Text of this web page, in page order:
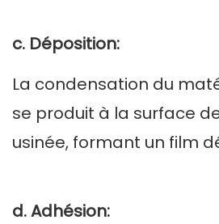
c. Déposition:
La condensation du
se produit à la surface
usinée, formant un film
d. Adhésion: